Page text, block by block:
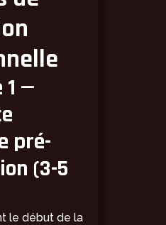
1 —
pré-
(3-5
le début de la